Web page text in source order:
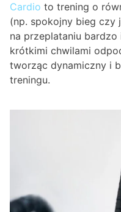
Cardio to trening o
(np. spokojny bieg czy
na przeplataniu
krótkimi chwilami
tworząc dynamiczny i
treningu.